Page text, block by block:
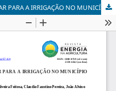
POTENCIAL DE ENERGIA SOLAR PARA A IRRIGAÇÃO NO MUNICÍPIO DE BARBALHA-CE